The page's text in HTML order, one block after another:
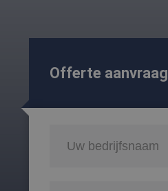
Offerte aanvraag